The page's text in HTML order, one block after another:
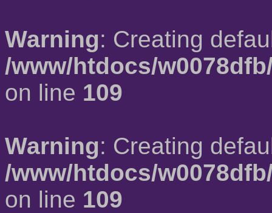
Warning: Creating
/www/htdocs/
on line 109
Warning: Creating
/www/htdocs/
on line 109